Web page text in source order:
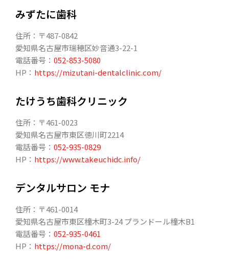
みずたに歯科
住所：〒487-0842
愛知県名古屋市瑞穂区妙音通3-22-1
電話番号： 052-853-5080
HP： https://mizutani-dentalclinic.com/
たけうち歯科クリニック
住所：〒461-0023
愛知県名古屋市東区徳川町2214
電話番号： 052-935-0829
HP： https://www.takeuchidc.info/
デンタルサロン モナ
住所：〒461-0014
愛知県名古屋市東区橦木町3-24 プランドール橦木B1
電話番号： 052-935-0461
HP： https://mona-d.com/